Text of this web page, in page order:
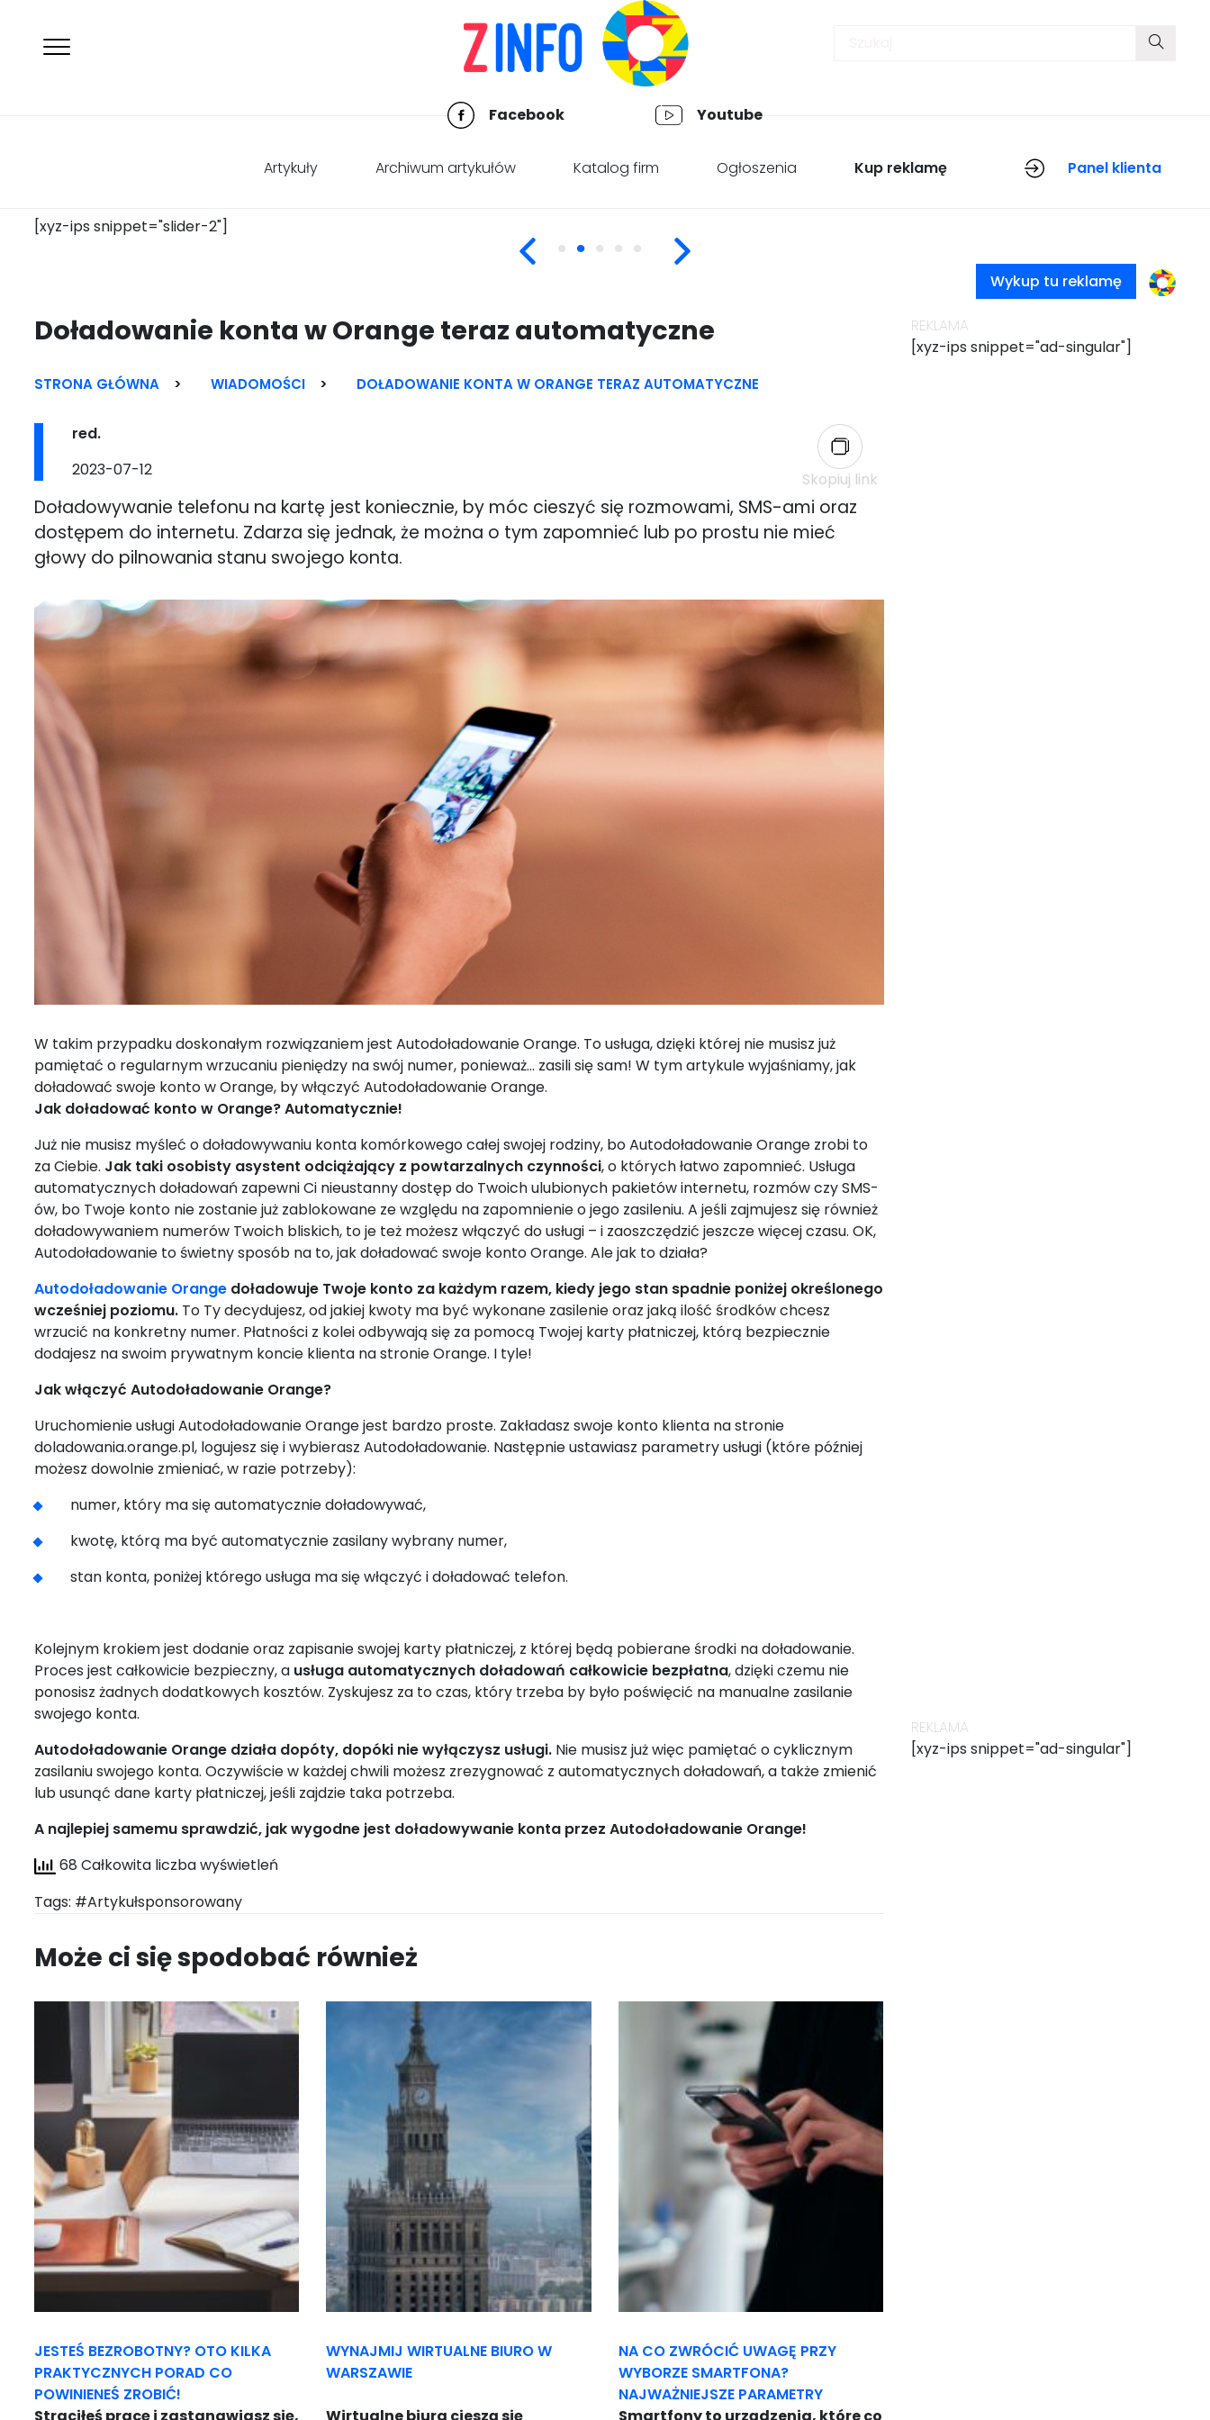
Facebook Youtube
Artykuły Archiwum artykułów Katalog firm Ogłoszenia Kup reklamę Panel klienta
[xyz-ips snippet="slider-2"]
Wykup tu reklamę
Doładowanie konta w Orange teraz automatyczne
STRONA GŁÓWNA > WIADOMOŚCI > DOŁADOWANIE KONTA W ORANGE TERAZ AUTOMATYCZNE
Post
red.
Post
2023-07-12 Skopiuj link
Doładowywanie telefonu na kartę jest koniecznie, by móc cieszyć się rozmowami, SMS-ami oraz
dostępem do internetu. Zdarza się jednak, że można o tym zapomnieć lub po prostu nie mieć
głowy do pilnowania stanu swojego konta.
W takim przypadku doskonałym rozwiązaniem jest Autodoładowanie Orange. To usługa, dzięki której nie musisz już
pamiętać o regularnym wrzucaniu pieniędzy na swój numer, ponieważ… zasili się sam! W tym artykule wyjaśniamy, jak
doładować swoje konto w Orange, by włączyć Autodoładowanie Orange.
Jak doładować konto w Orange? Automatycznie!
Już nie musisz myśleć o doładowywaniu konta komórkowego całej swojej rodziny, bo Autodoładowanie Orange zrobi to
za Ciebie. Jak taki osobisty asystent odciążający z powtarzalnych czynności, o których łatwo zapomnieć. Usługa
automatycznych doładowań zapewni Ci nieustanny dostęp do Twoich ulubionych pakietów internetu, rozmów czy SMS-
ów, bo Twoje konto nie zostanie już zablokowane ze względu na zapomnienie o jego zasileniu. A jeśli zajmujesz się również
doładowywaniem numerów Twoich bliskich, to je też możesz włączyć do usługi – i zaoszczędzić jeszcze więcej czasu. OK,
Autodoładowanie to świetny sposób na to, jak doładować swoje konto Orange. Ale jak to działa?
Autodoładowanie Orange doładowuje Twoje konto za każdym razem, kiedy jego stan spadnie poniżej określonego
wcześniej poziomu. To Ty decydujesz, od jakiej kwoty ma być wykonane zasilenie oraz jaką ilość środków chcesz
wrzucić na konkretny numer. Płatności z kolei odbywają się za pomocą Twojej karty płatniczej, którą bezpiecznie
dodajesz na swoim prywatnym koncie klienta na stronie Orange. I tyle!
Jak włączyć Autodoładowanie Orange?
Uruchomienie usługi Autodoładowanie Orange jest bardzo proste. Zakładasz swoje konto klienta na stronie
doladowania.orange.pl, logujesz się i wybierasz Autodoładowanie. Następnie ustawiasz parametry usługi (które później
możesz dowolnie zmieniać, w razie potrzeby):
numer, który ma się automatycznie doładowywać,
kwotę, którą ma być automatycznie zasilany wybrany numer,
stan konta, poniżej którego usługa ma się włączyć i doładować telefon.
Kolejnym krokiem jest dodanie oraz zapisanie swojej karty płatniczej, z której będą pobierane środki na doładowanie.
Proces jest całkowicie bezpieczny, a usługa automatycznych doładowań całkowicie bezpłatna, dzięki czemu nie
ponosisz żadnych dodatkowych kosztów. Zyskujesz za to czas, który trzeba by było poświęcić na manualne zasilanie
swojego konta.
Autodoładowanie Orange działa dopóty, dopóki nie wyłączysz usługi. Nie musisz już więc pamiętać o cyklicznym
zasilaniu swojego konta. Oczywiście w każdej chwili możesz zrezygnować z automatycznych doładowań, a także zmienić
lub usunąć dane karty płatniczej, jeśli zajdzie taka potrzeba.
A najlepiej samemu sprawdzić, jak wygodne jest doładowywanie konta przez Autodoładowanie Orange!
68 Całkowita liczba wyświetleń
Tags: #Artykułsponsorowany
Może ci się spodobać również
JESTEŚ BEZROBOTNY? OTO KILKA
PRAKTYCZNYCH PORAD CO
POWINIENEŚ ZROBIĆ!
WYNAJMIJ WIRTUALNE BIURO W
WARSZAWIE
NA CO ZWRÓCIĆ UWAGĘ PRZY
WYBORZE SMARTFONA?
NAJWAŻNIEJSZE PARAMETRY
REKLAMA
[xyz-ips snippet="ad-singular"]
REKLAMA
[xyz-ips snippet="ad-singular"]